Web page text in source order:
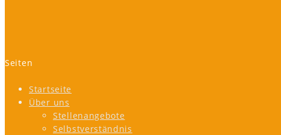
Seiten
Startseite
Über uns
Stellenangebote
Selbstverständnis